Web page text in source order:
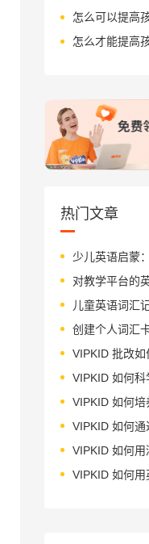
怎么可以提高
怎么才能提高
热门文章
少儿英语启蒙
对教学平台的
儿童英语词汇
创建个人词汇
VIPKID 批改如
VIPKID 如何科